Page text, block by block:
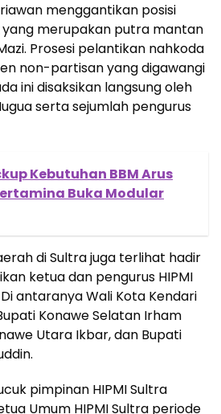
menggantikan posisi
yang merupakan putra mantan
Prosesi pelantikan nahkoda
non-partisan yang digawangi
ini disaksikan langsung oleh
serta sejumlah pengurus
Kebutuhan BBM Arus
Buka Modular
di Sultra juga terlihat hadir
ketua dan pengurus HIPMI
antaranya Wali Kota Kendari
Konawe Selatan Irham
Utara Ikbar, dan Bupati
pimpinan HIPMI Sultra
Umum HIPMI Sultra periode